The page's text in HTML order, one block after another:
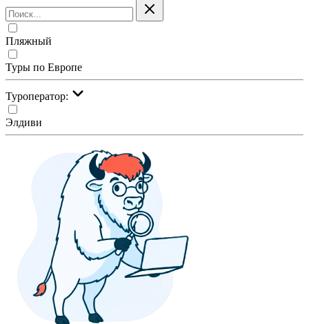
Пляжный
Туры по Европе
Туроператор:
Элдиви